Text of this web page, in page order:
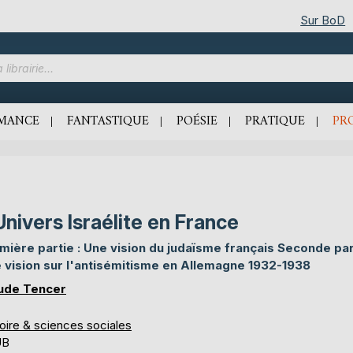
Sur BoD
FANTASTIQUE POÉSIE PRATIQUE
Israélite en France
partie : Une vision du judaïsme français Seconde
vision sur l'antisémitisme en Allemagne 1932-1938
Tencer
& sciences sociales